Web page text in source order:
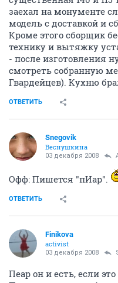
заехал на монументе
модель с доставкой и
Кроме этого сборщик
технику и вытяжку
- после изготовления
смотреть собранную
Гвардейцев). Кухню
ОТВЕТИТЬ
Snegovik
Веснушкина
03 декабря 2008
Офф: Пишется "пИар".
ОТВЕТИТЬ
Finikova
activist
03 декабря 2008
Пеар он и есть, если